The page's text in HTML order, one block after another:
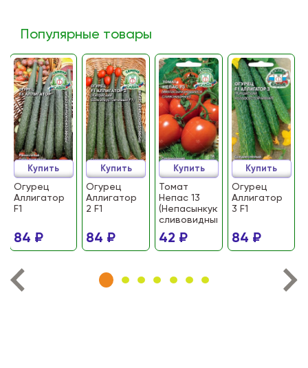
Популярные товары
Огурец
Аллигатор
F1
84 ₽
Купить
Огурец
Аллигатор
2 F1
84 ₽
Купить
Томат
Непас 13
(Непасынкующийся
сливовидный)
42 ₽
Купить
Огурец
Аллигатор
3 F1
84 ₽
Купить